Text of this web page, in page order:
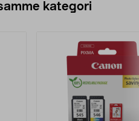
kategori